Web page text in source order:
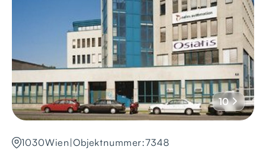
10
1030Wien |Objektnummer:7348